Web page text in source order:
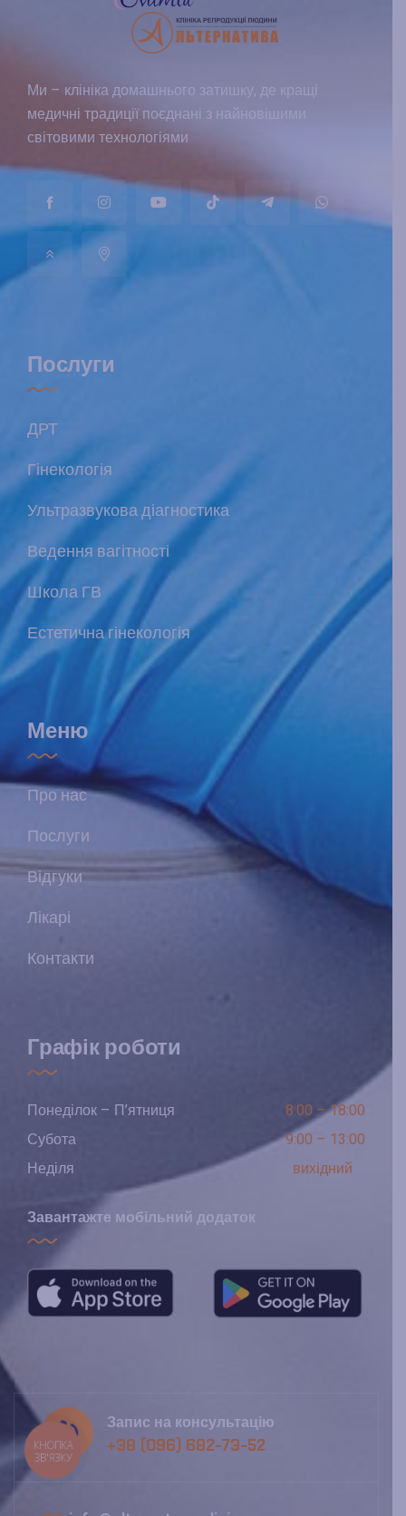
Ми – клініка домашнього затишку, де кращі
медичні традиції поєднані з найновішими
світовими технологіями
Послуги
ДРТ
Гінекологія
Ультразвукова діагностика
Ведення вагітності
Школа ГВ
Естетична гінекологія
Меню
Про нас
Послуги
Відгуки
Лікарі
Контакти
Графік роботи
Понеділок – П’ятниця
8:00 – 18:00
Субота
9:00 – 13:00
Неділя
вихідний
Завантажте мобільний додаток
Запис на консультацію
+38 (096) 682-73-52
КНОПКА
ЗВ'ЯЗКУ